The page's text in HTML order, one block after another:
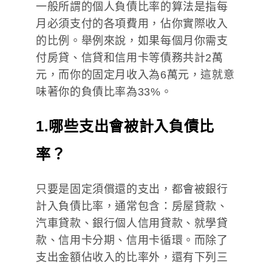
一般所謂的個人負債比率的算法是指每
月必須支付的各項費用，佔你實際收入
的比例。舉例來說，如果每個月你需支
付房貸、信貸和信用卡等債務共計2萬
元，而你的固定月收入為6萬元，這就意
味著你的負債比率為33%。
1.哪些支出會被計入負債比
率？
只要是固定須償還的支出，都會被銀行
計入負債比率，通常包含：房屋貸款、
汽車貸款、銀行個人信用貸款、就學貸
款、信用卡分期、信用卡循環。而除了
支出金額佔收入的比率外，還有下列三